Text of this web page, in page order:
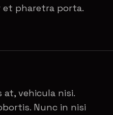
et pharetra porta.
vehicula nisi.
Nunc in nisi